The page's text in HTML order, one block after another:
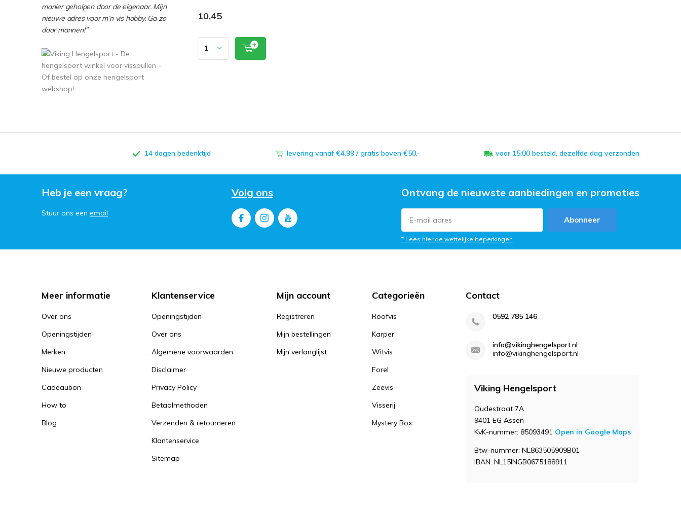
10,45
manier geholpen door de eigenaar. Mijn
nieuwe adres voor m’n vis hobby. Ga zo
door mannen!”
14 dagen bedenktijd levering vanaf €4,99 / gratis boven €50,- voor 15:00 besteld, dezelfde dag verzonden
Heb je een vraag?
Stuur ons een email
Volg ons Ontvang de nieuwste aanbiedingen en promoties
Abonneer
* Lees hier de wettelijke beperkingen
Meer informatie
Over ons
Openingstijden
Merken
Nieuwe producten
Cadeaubon
How to
Blog
Klantenservice
Openingstijden
Over ons
Algemene voorwaarden
Disclaimer
Privacy Policy
Betaalmethoden
Verzenden & retourneren
Klantenservice
Sitemap
Mijn account
Registreren
Mijn bestellingen
Mijn verlanglijst
Categorieën
Roofvis
Karper
Witvis
Forel
Zeevis
Visserij
Mystery Box
Contact
0592 785 146
info@vikinghengelsport.nl
info@vikinghengelsport.nl
Viking Hengelsport
Oudestraat 7A
9401 EG Assen
KvK-nummer: 85093491 Open in Google Maps
Btw-nummer: NL863505909B01
IBAN: NL15INGB0675188911